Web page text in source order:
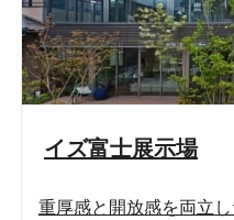
イズ富士展示場
重厚感と開放感を両立